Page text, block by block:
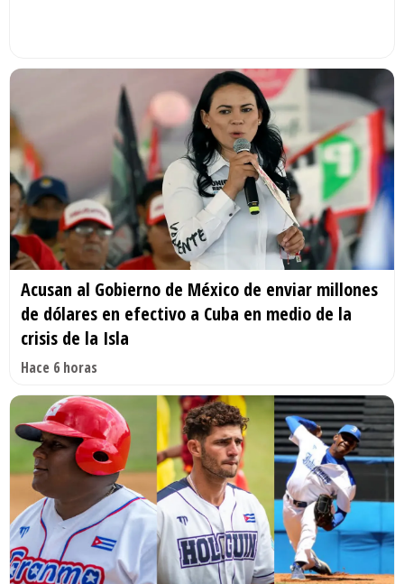
Acusan al Gobierno de México de enviar millones
de dólares en efectivo a Cuba en medio de la
crisis de la Isla
Hace 6 horas